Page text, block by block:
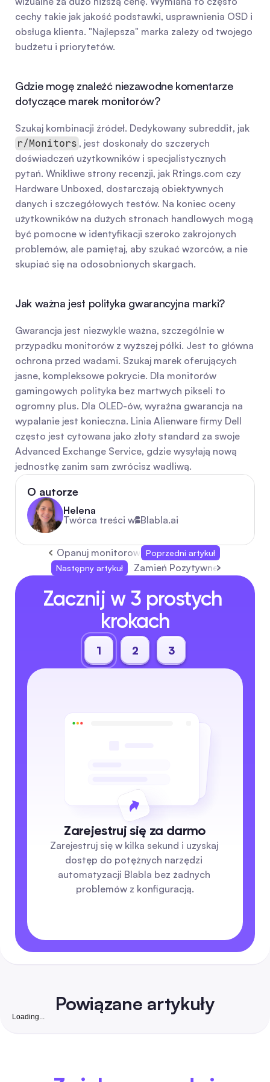
cechy takie jak jakość podstawki, usprawnienia OSD i
obsługa klienta. "Najlepsza" marka zależy od twojego
budżetu i priorytetów.
Gdzie mogę znaleźć niezawodne komentarze
dotyczące marek monitorów?
r/Monitors , jest doskonały do szczerych
doświadczeń użytkowników i specjalistycznych
pytań. Wnikliwe strony recenzji, jak Rtings.com czy
Hardware Unboxed, dostarczają obiektywnych
danych i szczegółowych testów. Na koniec oceny
użytkowników na dużych stronach handlowych mogą
być pomocne w identyfikacji szeroko zakrojonych
problemów, ale pamiętaj, aby szukać wzorców, a nie
skupiać się na odosobnionych skargach.
Jak ważna jest polityka gwarancyjna marki?
Gwarancja jest niezwykle ważna, szczególnie w
przypadku monitorów z wyższej półki. Jest to główna
ochrona przed wadami. Szukaj marek oferujących
jasne, kompleksowe pokrycie. Dla monitorów
gamingowych polityka bez martwych pikseli to
ogromny plus. Dla OLED-ów, wyraźna gwarancja na
wypalanie jest konieczna. Linia Alienware firmy Dell
często jest cytowana jako złoty standard za swoje
Advanced Exchange Service, gdzie wysyłają nową
jednostkę zanim sam zwrócisz wadliwą.
O autorze
Helena
Twórca treści w Blabla.ai
Opanuj monitorowanie pozytywnych
Poprzedni artykuł
Następny artykuł
Zamień Pozytywne
Zacznij w 3 prostych
krokach
1 2 3
Zarejestruj się za darmo
Zarejestruj się w kilka sekund i uzyskaj
dostęp do potężnych narzędzi
automatyzacji Blabla bez żadnych
problemów z konfiguracją.
Powiązane artykuły
Loading...